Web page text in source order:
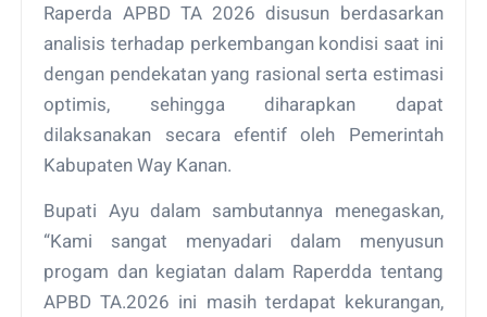
Raperda APBD TA 2026 disusun berdasarkan
analisis terhadap perkembangan kondisi saat ini
dengan pendekatan yang rasional serta estimasi
optimis, sehingga diharapkan dapat
dilaksanakan secara efentif oleh Pemerintah
Kabupaten Way Kanan.
Bupati Ayu dalam sambutannya menegaskan,
“Kami sangat menyadari dalam menyusun
progam dan kegiatan dalam Raperdda tentang
APBD TA.2026 ini masih terdapat kekurangan,